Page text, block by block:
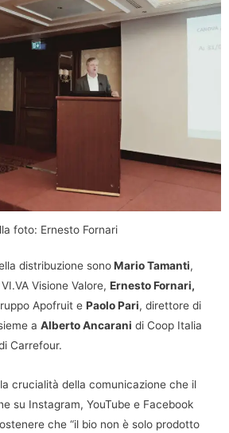
foto: Ernesto Fornari
distribuzione sonoMario Tamanti,
Visione Valore, Ernesto Fornari,
Apofruit e Paolo Pari, direttore di
a Alberto Ancarani di Coop Italia
Carrefour.
crucialità della comunicazione che il
su Instagram, YouTube e Facebook
che “il bio non è solo prodotto